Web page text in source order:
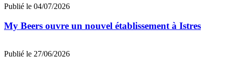
Publié le 04/07/2026
My Beers ouvre un nouvel établissement à Istres
Publié le 27/06/2026